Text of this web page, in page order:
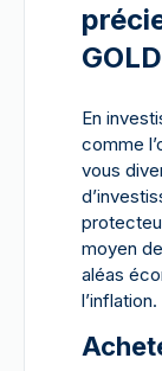
En
comme
vous
moyen
aléas
l’inflation.